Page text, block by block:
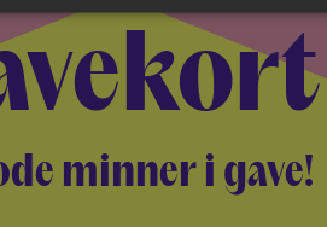
minner i gave!